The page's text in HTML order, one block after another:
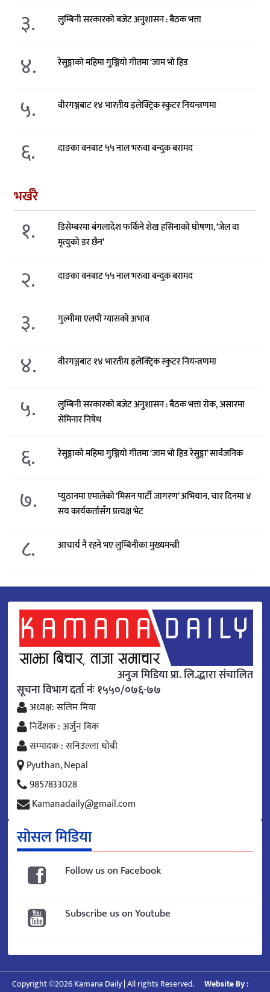
३. लुम्बिनी सरकारको बजेट अनुशासन : बैठक भत्ता
४. रेसुङ्गाको महिमा गुञ्जियो गीतमा ‘जाम भो हिड
५. वीरगञ्जबाट १४ भारतीय इलेक्ट्रिक स्कुटर नियन्त्रणमा
६. दाङका वनबाट ५५ नाल भरुवा बन्दुक बरामद
भर्खरै
१.
डिसेम्बरमा बंगलादेश फर्किने शेख हसिनाको घोषणा, ‘जेल वा
मृत्युको डर छैन’
२. दाङका वनबाट ५५ नाल भरुवा बन्दुक बरामद
३. गुल्मीमा एलपी ग्यासको अभाव
४. वीरगञ्जबाट १४ भारतीय इलेक्ट्रिक स्कुटर नियन्त्रणमा
५.
लुम्बिनी सरकारको बजेट अनुशासन : बैठक भत्ता रोक, असारमा
सेमिनार निषेध
६. रेसुङ्गाको महिमा गुञ्जियो गीतमा ‘जाम भो हिड रेसुङ्गा’ सार्वजनिक
७.
प्युठानमा एमालेको ‘मिसन पार्टी जागरण’ अभियान, चार दिनमा ४
सय कार्यकर्तासँग प्रत्यक्ष भेट
८. आचार्य नै रहने भए लुम्बिनीका मुख्यमन्त्री
अनुज मिडिया प्रा. लि.द्धारा संचालित
सूचना विभाग दर्ता नंः १५५०/०७६-७७
अध्यक्ष: सलिम मिया
निर्देशक : अर्जुन बिक
सम्पादक : सनिउल्ला धोबी
Pyuthan, Nepal
9857833028
Kamanadaily@gmail.com
सोसल मिडिया
Follow us on Facebook
Subscribe us on Youtube
Copyright ©2026 Kamana Daily | All rights Reserved. Website By :